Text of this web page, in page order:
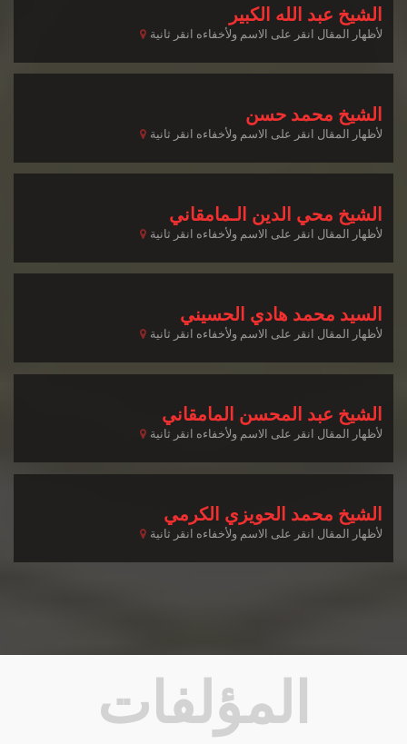
الشيخ عبد الله الكبير
لأظهار المقال انقر على الاسم ولأخفاءه انقر ثانية
الشيخ محمد حسن
لأظهار المقال انقر على الاسم ولأخفاءه انقر ثانية
الشيخ محي الدين الـمامقاني
لأظهار المقال انقر على الاسم ولأخفاءه انقر ثانية
السيد محمد هادي الحسيني
لأظهار المقال انقر على الاسم ولأخفاءه انقر ثانية
الشيخ عبد المحسن المامقاني
لأظهار المقال انقر على الاسم ولأخفاءه انقر ثانية
الشيخ محمد الحويزي الكرمي
لأظهار المقال انقر على الاسم ولأخفاءه انقر ثانية
المؤلفات